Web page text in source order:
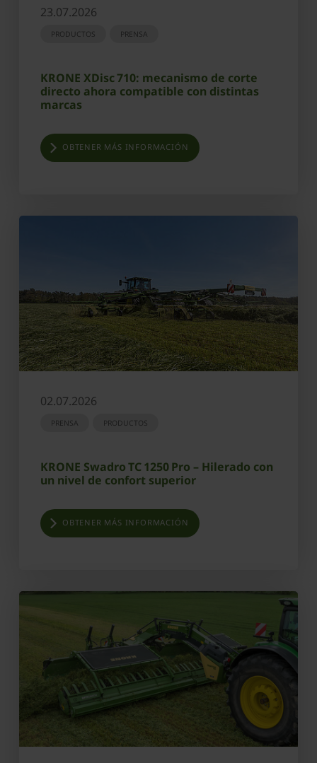
23.07.2026
PRODUCTOS PRENSA
KRONE XDisc 710: mecanismo de corte
directo ahora compatible con distintas
marcas
OBTENER MÁS INFORMACIÓN
02.07.2026
PRENSA PRODUCTOS
KRONE Swadro TC 1250 Pro – Hilerado con
un nivel de confort superior
OBTENER MÁS INFORMACIÓN